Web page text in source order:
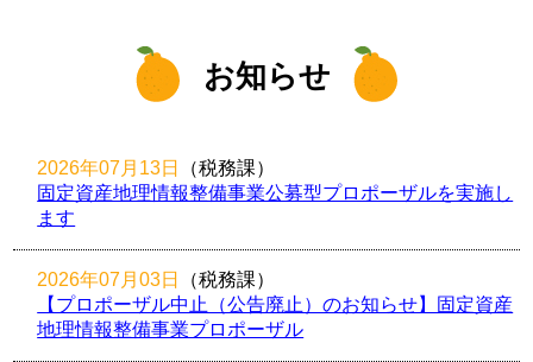
お知らせ
2026年07月13日 （税務課）
固定資産地理情報整備事業公募型プロポーザルを実施し
ます
2026年07月03日 （税務課）
【プロポーザル中止（公告廃止）のお知らせ】固定資産
地理情報整備事業プロポーザル